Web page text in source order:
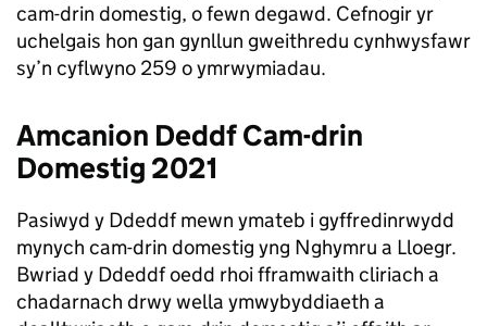
cam-drin domestig, o fewn degawd. Cefnogir yr
uchelgais hon gan gynllun gweithredu cynhwysfawr
sy’n cyflwyno 259 o ymrwymiadau.
Amcanion Deddf Cam-drin
Domestig 2021
Pasiwyd y Ddeddf mewn ymateb i gyffredinrwydd
mynych cam-drin domestig yng Nghymru a Lloegr.
Bwriad y Ddeddf oedd rhoi fframwaith cliriach a
chadarnach drwy wella ymwybyddiaeth a